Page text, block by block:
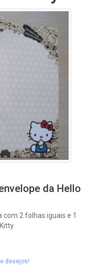
da Hello
2 folhas iguais e 1
desejos!